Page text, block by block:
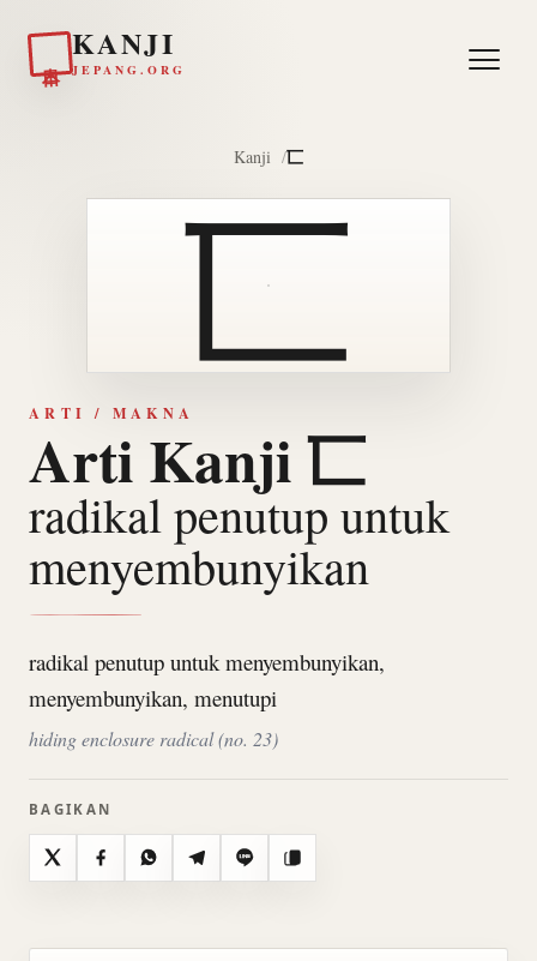
KANJI
JEPANG.ORG
Kanji 匸
匸
ARTI / MAKNA
Arti Kanji 匸
radikal penutup untuk
menyembunyikan
radikal penutup untuk menyembunyikan,
menyembunyikan, menutupi
hiding enclosure radical (no. 23)
BAGIKAN
X FacebookWhatsAppTelegramLine Salin